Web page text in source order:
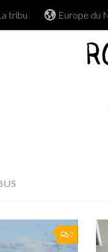
tribu Europe du
2